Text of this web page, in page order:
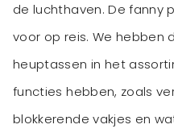
de luchthaven. De fanny
voor op reis. We hebben
heuptassen in het
functies hebben, zoals
blokkerende vakjes en